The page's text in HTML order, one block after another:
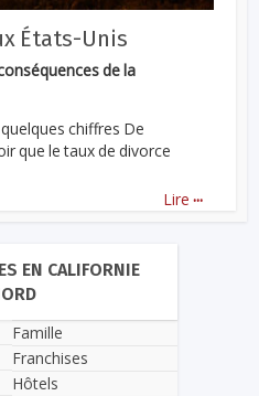
États-Unis
de la
chiffres De
que le taux de divorce
Lire ...
EN CALIFORNIE
Famille
Franchises
Hôtels